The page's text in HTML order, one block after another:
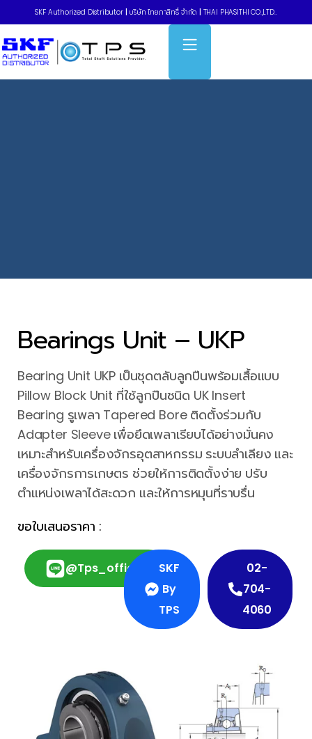
SKF Authorized Distributor บริษัท ไทยภาสิทธิ์ จำกัด THAI PHASITHI CO.,LTD..
Home » Bearings Unit – UKP
Bearings Unit – UKP
Bearing Unit UKP เป็นชุดตลับลูกปืนพร้อมเสื้อแบบ
Pillow Block Unit ที่ใช้ลูกปืนชนิด UK Insert
Bearing รูเพลา Tapered Bore ติดตั้งร่วมกับ
Adapter Sleeve เพื่อยึดเพลาเรียบได้อย่างมั่นคง
เหมาะสำหรับเครื่องจักรอุตสาหกรรม ระบบลำเลียง และ
เครื่องจักรการเกษตร ช่วยให้การติดตั้งง่าย ปรับ
ตำแหน่งเพลาได้สะดวก และให้การหมุนที่ราบรื่น
ขอใบเสนอราคา :
@tps_official
SKF
By
TPS
02-
704-
4060